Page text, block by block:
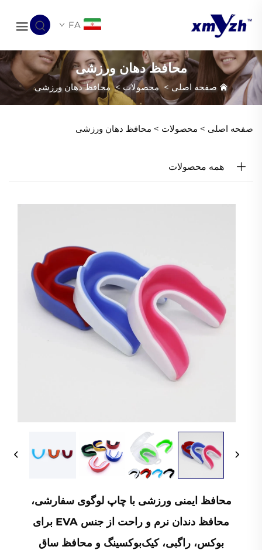
FA
محافظ دهان ورزشی
صفحه اصلی >محصولات >محافظ دهان ورزشی
صفحه اصلی > محصولات > محافظ دهان ورزشی
همه محصولات
محافظ ایمنی ورزشی با چاپ لوگوی سفارشی،
محافظ دندان نرم و راحت از جنس EVA برای
بوکس، راگبی، کیک‌بوکسینگ و محافظ ساق